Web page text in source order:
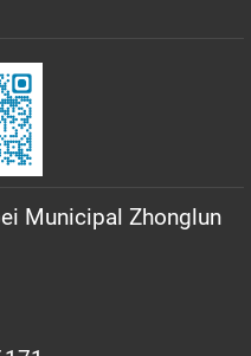
Municipal Zhonglun